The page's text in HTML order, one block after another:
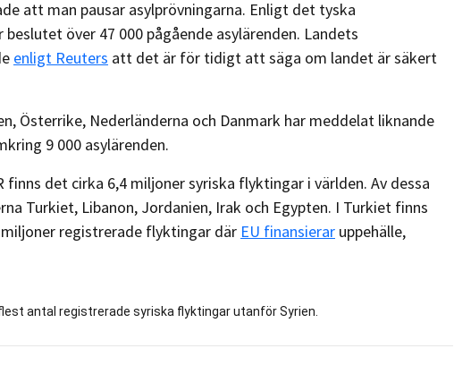
att man pausar asylprövningarna. Enligt det tyska
över 47 000 pågående asylärenden. Landets
enligt Reuters att det är för tidigt att säga om landet är säkert
Österrike, Nederländerna och Danmark har meddelat liknande
9 000 asylärenden.
finns det cirka 6,4 miljoner syriska flyktingar i världen. Av dessa
Turkiet, Libanon, Jordanien, Irak och Egypten. I Turkiet finns
registrerade flyktingar där EU finansierar uppehälle,